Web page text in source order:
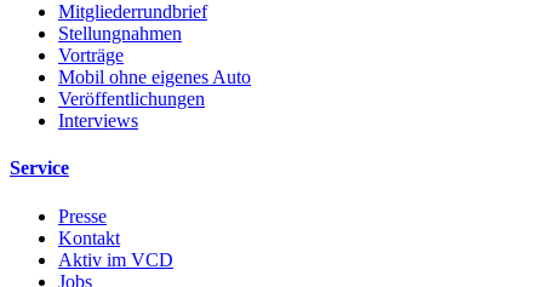
Mitgliederrundbrief
Stellungnahmen
Vorträge
Mobil ohne eigenes Auto
Veröffentlichungen
Interviews
Service
Presse
Kontakt
Aktiv im VCD
Jobs